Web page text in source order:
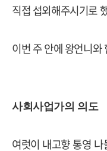
직접 섭외해주시기로
이번 주 안에 왕언니와
사회사업가의 의도
여럿이 내고향 통영